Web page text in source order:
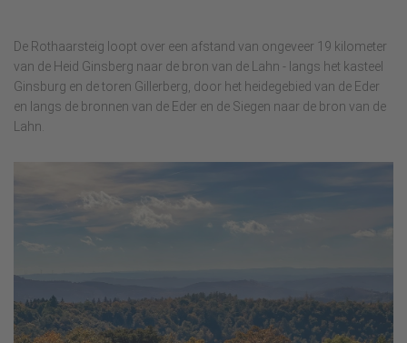
De Rothaarsteig loopt over een afstand van ongeveer 19 kilometer
van de Heid Ginsberg naar de bron van de Lahn - langs het kasteel
Ginsburg en de toren Gillerberg, door het heidegebied van de Eder
en langs de bronnen van de Eder en de Siegen naar de bron van de
Lahn.